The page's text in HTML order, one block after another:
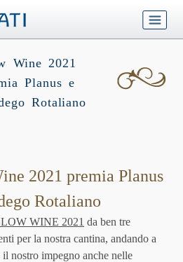
Wine 2021
Planus e
Rotaliano
2021 premia Planus
Rotaliano
WINE 2021 da ben tre
per la nostra cantina, andando a
il nostro impegno anche nelle